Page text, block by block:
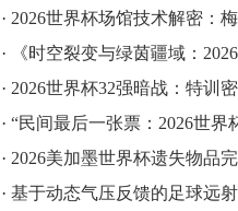
· 2026世界杯场馆技术解密：梅赛德斯-奔驰球
·
《时空裂变与绿茵疆域：2026世界杯16城赛
· 2026世界杯32强暗战：特训
· “民间最后一张票：2026世界
· 2026美加墨世界杯遗失物品完整追回指
· 基于动态气压反馈的足球远